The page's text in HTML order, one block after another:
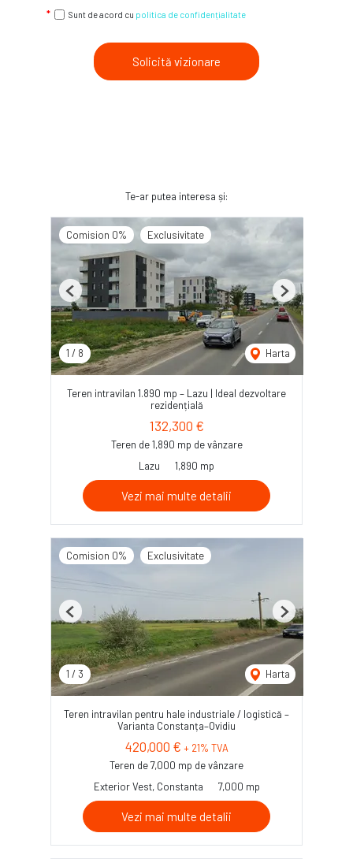
Sunt de acord cu politica de confidențialitate
Solicită vizionare
Te-ar putea interesa și:
Comision 0% Exclusivitate
1 / 8 Harta
Previous Next
Teren intravilan 1.890 mp – Lazu | Ideal dezvoltare
rezidențială
132,300 €
Teren de 1,890 mp de vânzare
Lazu
1,890 mp
Vezi mai multe detalii
Comision 0% Exclusivitate
1 / 3 Harta
Previous Next
Teren intravilan pentru hale industriale / logistică –
Varianta Constanța–Ovidiu
420,000 € + 21% TVA
Teren de 7,000 mp de vânzare
Exterior Vest, Constanta
7,000 mp
Vezi mai multe detalii